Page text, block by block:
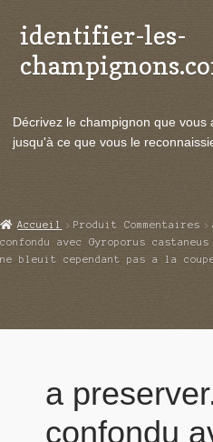
Aller
à
la
Aller
au
contenu
identifier-les-
Actualités
Echanges et contacts
Mycologie
Décrivez le champignon que
jusqu'à ce que vous le
Accueil Produit Commentaires
confondu avec Gyroporus
ne bleuit cependant pas a la
a
confondu